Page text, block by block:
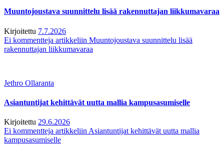
Muuntojoustava suunnittelu lisää rakennuttajan liikkumavaraa
Kirjoitettu 7.7.2026
Ei kommentteja artikkeliin Muuntojoustava suunnittelu lisää
rakennuttajan liikkumavaraa
Jethro Ollaranta
Asiantuntijat kehittävät uutta mallia kampusasumiselle
Kirjoitettu 29.6.2026
Ei kommentteja artikkeliin Asiantuntijat kehittävät uutta mallia
kampusasumiselle